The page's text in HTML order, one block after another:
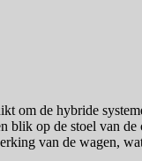
om de hybride
blik op de stoel van
van de wagen,